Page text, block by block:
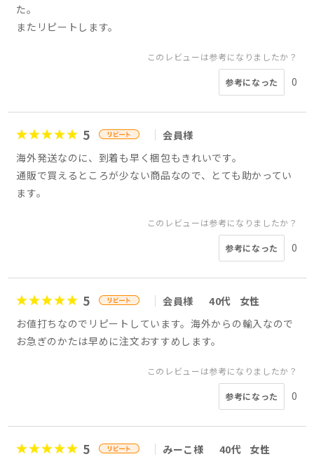
た。
またリピートします。
このレビューは参考になりましたか？
参考になった 0
5
会員様
海外発送なのに、到着も早く梱包もきれいです。
通販で買えるところが少ない商品なので、とても助かってい
ます。
このレビューは参考になりましたか？
参考になった 0
5 会員様 40代
女性
お値打ちなのでリピートしています。海外からの輸入なので
お急ぎのかたは早めに注文おすすめします。
このレビューは参考になりましたか？
参考になった 0
5 みーこ様 40代
女性